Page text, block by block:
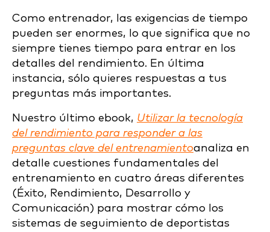
Como entrenador, las exigencias de tiempo
pueden ser enormes, lo que significa que no
siempre tienes tiempo para entrar en los
detalles del rendimiento. En última
instancia, sólo quieres respuestas a tus
preguntas más importantes.
Nuestro último ebook, Utilizar la tecnología
del rendimiento para responder a las
preguntas clave del entrenamientoanaliza en
detalle cuestiones fundamentales del
entrenamiento en cuatro áreas diferentes
(Éxito, Rendimiento, Desarrollo y
Comunicación) para mostrar cómo los
sistemas de seguimiento de deportistas